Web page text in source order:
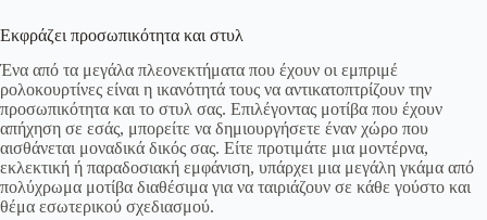
Εκφράζει προσωπικότητα και στυλ
Ένα από τα μεγάλα πλεονεκτήματα που έχουν οι εμπριμέ
ρολοκουρτίνες είναι η ικανότητά τους να αντικατοπτρίζουν την
προσωπικότητα και το στυλ σας. Επιλέγοντας μοτίβα που έχουν
απήχηση σε εσάς, μπορείτε να δημιουργήσετε έναν χώρο που
αισθάνεται μοναδικά δικός σας. Είτε προτιμάτε μια μοντέρνα,
εκλεκτική ή παραδοσιακή εμφάνιση, υπάρχει μια μεγάλη γκάμα από
πολύχρωμα μοτίβα διαθέσιμα για να ταιριάζουν σε κάθε γούστο και
θέμα εσωτερικού σχεδιασμού.